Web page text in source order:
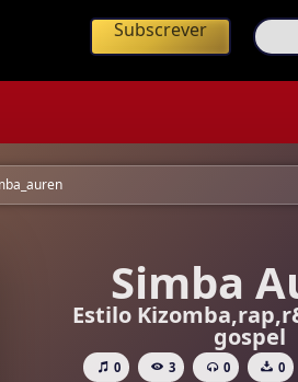
Angolana
Subscrever
Aurén
Simba
Estilo
gospel
0 3 0 0